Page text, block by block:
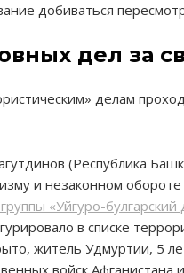
добиваться
дел за
делам
(Республика
и незаконном
«Уйгуро-булгарский
в списке
житель Удмуртии, 5
войск